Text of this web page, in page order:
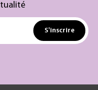
S'inscrire